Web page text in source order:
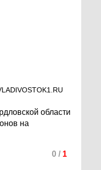
области
на
0 / 1